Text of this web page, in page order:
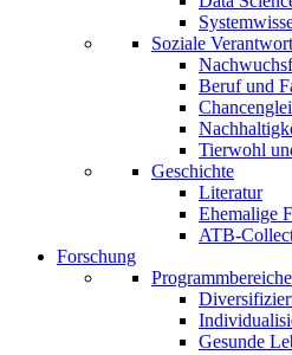
Soziale
Beruf und
Tierwohl
Geschichte
Literatur
Ehemalige
ATB-
Forschung
Programmbereiche
Gesunde